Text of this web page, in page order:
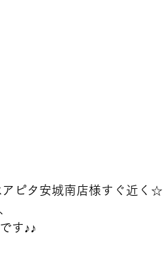
ピタ安城南店様すぐ近く☆
す♪♪